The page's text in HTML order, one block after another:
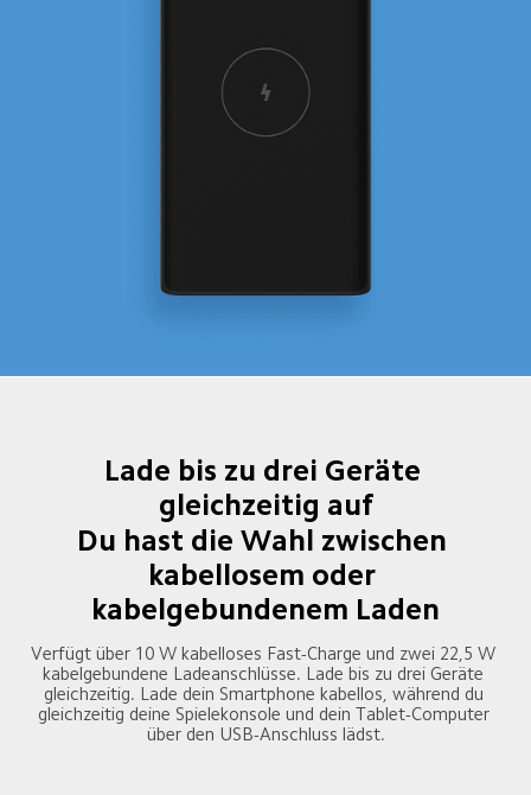
Lade bis zu drei Geräte
gleichzeitig auf
Du hast die Wahl zwischen
kabellosem oder
kabelgebundenem Laden
Verfügt über 10 W kabelloses Fast-Charge und zwei 22,5 W
kabelgebundene Ladeanschlüsse. Lade bis zu drei Geräte
gleichzeitig. Lade dein Smartphone kabellos, während du
gleichzeitig deine Spielekonsole und dein Tablet-Computer
über den USB-Anschluss lädst.